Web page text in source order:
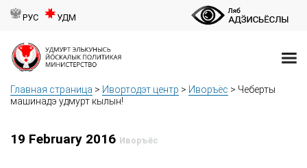
РУС УДМ
Главная страница > Ивортодэт центр > Иворъёс > Чеберты
машинадэ удмурт кылын!
19 February 2016 Иворъёс